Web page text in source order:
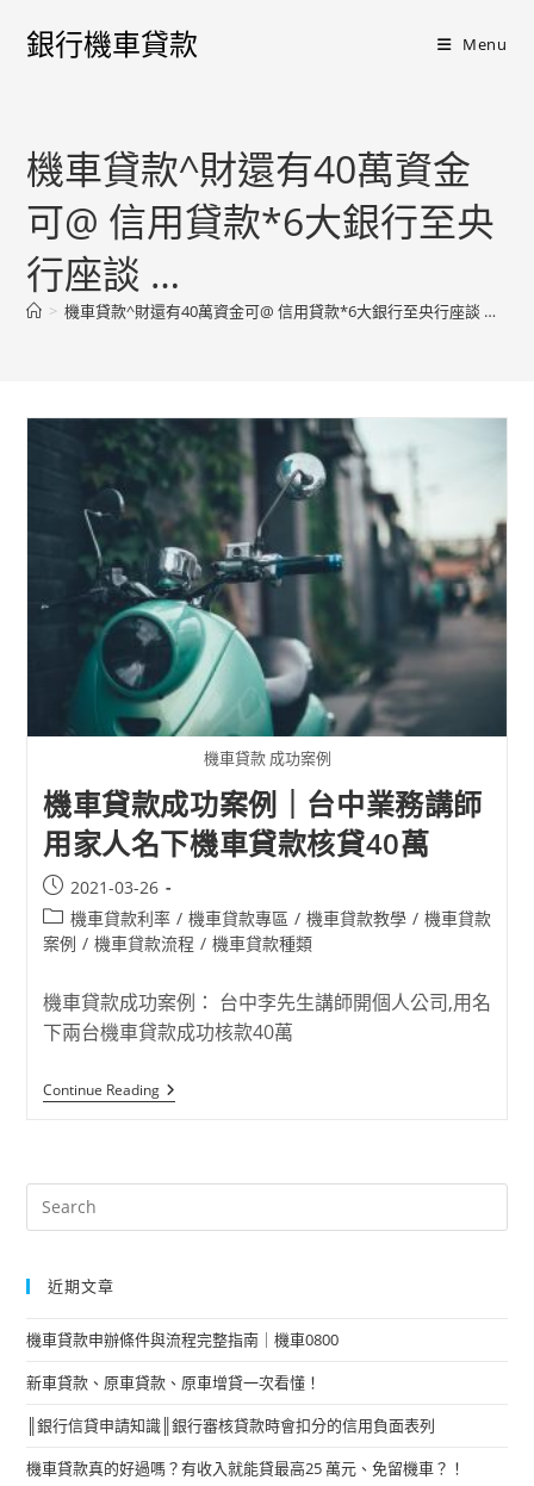
銀行機車貸款 Menu
機車貸款^財還有40萬資金
可@ 信用貸款*6大銀行至央
行座談 …
> 機車貸款^財還有40萬資金可@ 信用貸款*6大銀行至央行座談 …
機車貸款 成功案例
機車貸款成功案例｜台中業務講師
用家人名下機車貸款核貸40萬
2021-03-26
機車貸款利率 / 機車貸款專區 / 機車貸款教學 / 機車貸款
案例 / 機車貸款流程 / 機車貸款種類
機車貸款成功案例： 台中李先生講師開個人公司,用名
下兩台機車貸款成功核款40萬
Continue Reading
近期文章
機車貸款申辦條件與流程完整指南｜機車0800
新車貸款、原車貸款、原車增貸一次看懂！
║銀行信貸申請知識║銀行審核貸款時會扣分的信用負面表列
機車貸款真的好過嗎？有收入就能貸最高25 萬元、免留機車？！